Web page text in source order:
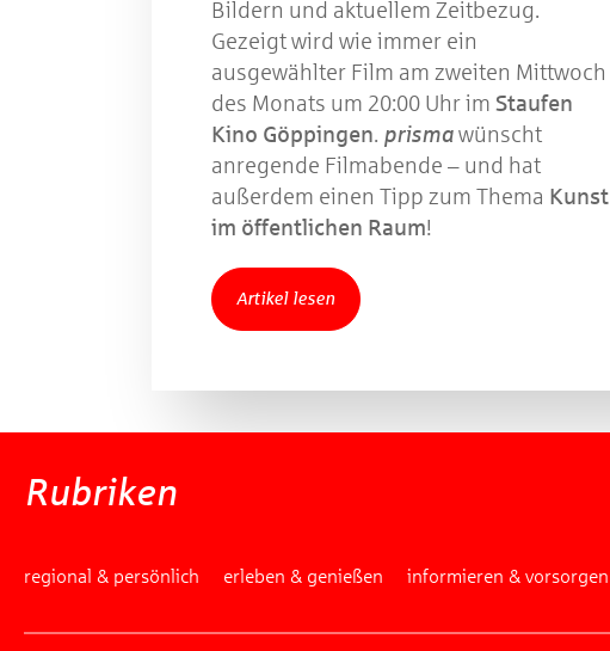
Bildern und aktuellem Zeitbezug.
Gezeigt wird wie immer ein
ausgewählter Film am zweiten Mittwoch
des Monats um 20:00 Uhr im Staufen
Kino Göppingen. prismawünscht
anregende Filmabende – und hat
außerdem einen Tipp zum Thema Kunst
im öffentlichen Raum!
Artikel lesen
Rubriken
regional & persönlich erleben & genießen informieren & vorsorgen